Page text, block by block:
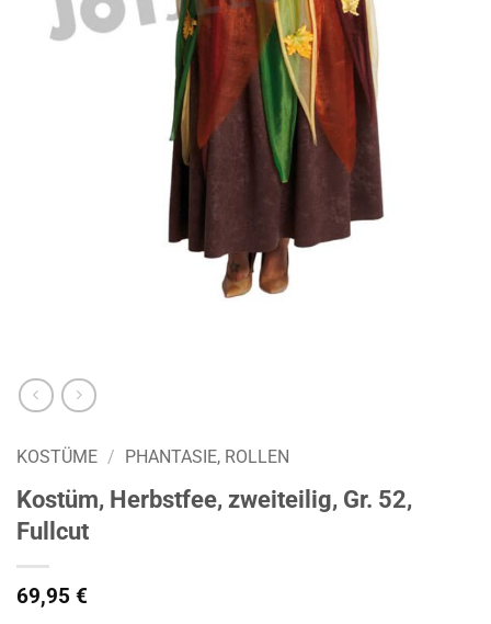
KOSTÜME / PHANTASIE, ROLLEN
Kostüm, Herbstfee, zweiteilig, Gr. 52,
Fullcut
69,95 €